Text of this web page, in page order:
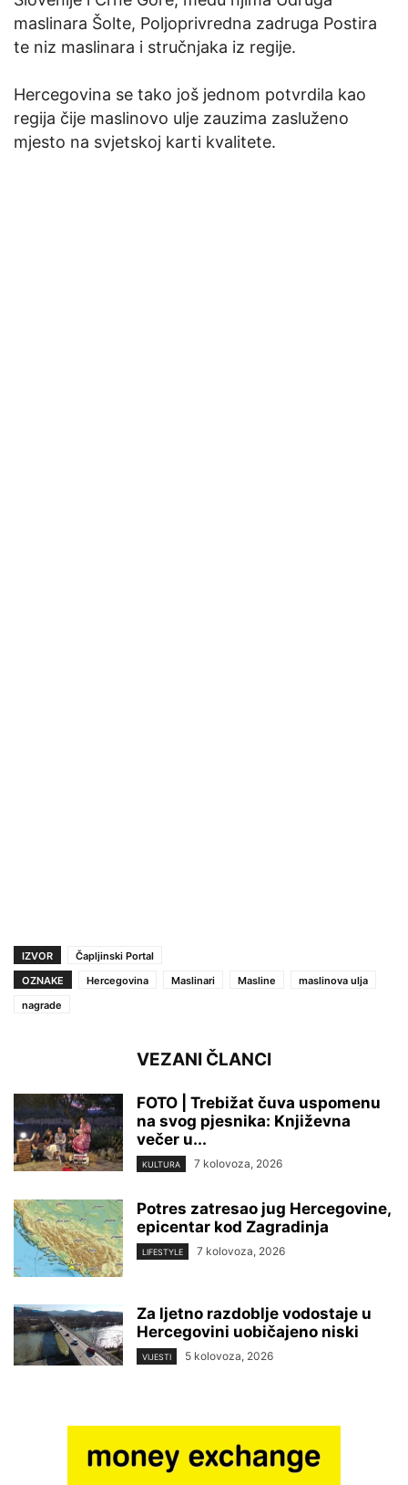
maslinara Šolte, Poljoprivredna zadruga Postira
te niz maslinara i stručnjaka iz regije.
Hercegovina se tako još jednom potvrdila kao
regija čije maslinovo ulje zauzima zasluženo
mjesto na svjetskoj karti kvalitete.
IZVOR
Čapljinski Portal
OZNAKE
Hercegovina Maslinari Masline
maslinova ulja
nagrade
VEZANI ČLANCI
FOTO | Trebižat čuva uspomenu
na svog pjesnika: Književna
večer u...
KULTURA 7 kolovoza, 2026
Potres zatresao jug Hercegovine,
epicentar kod Zagradinja
LIFESTYLE 7 kolovoza, 2026
Za ljetno razdoblje vodostaje u
Hercegovini uobičajeno niski
VIJESTI 5 kolovoza, 2026